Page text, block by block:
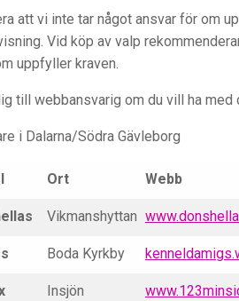
att vi inte tar något ansvar för om
Vid köp av valp
uppfyller kraven.
till webbansvarig om du vill ha med
i Dalarna/Södra Gävleborg
Ort Webb
Vikmanshyttan
Boda Kyrkby
Insjön